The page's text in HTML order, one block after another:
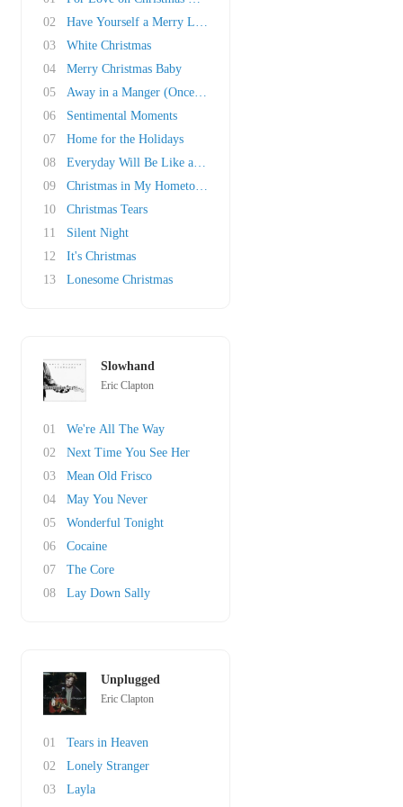
02
Have Yourself a Merry Little Christmas
03
White Christmas
04
Merry Christmas Baby
05
Away in a Manger (Once in Royal David's City)
06
Sentimental Moments
07
Home for the Holidays
08
Everyday Will Be Like a Holiday
09
Christmas in My Hometown
10
Christmas Tears
11
Silent Night
12
It's Christmas
13
Lonesome Christmas
Slowhand
Eric Clapton
01
We're All The Way
02
Next Time You See Her
03
Mean Old Frisco
04
May You Never
05
Wonderful Tonight
06
Cocaine
07
The Core
08
Lay Down Sally
Unplugged
Eric Clapton
01
Tears in Heaven
02
Lonely Stranger
03
Layla